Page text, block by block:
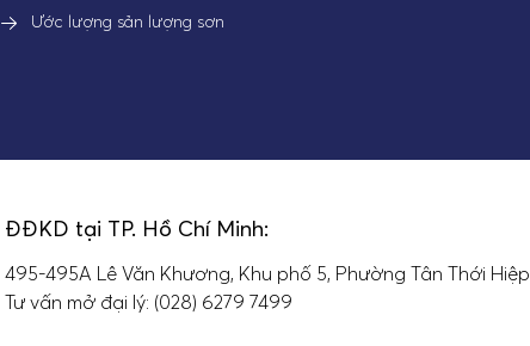
Ước lượng sản lượng sơn
ĐĐKD tại TP. Hồ Chí Minh:
495-495A Lê Văn Khương, Khu phố 5, Phường Tân Thới Hiệp
Tư vấn mở đại lý: (028) 6279 7499